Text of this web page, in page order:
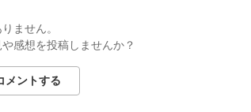
ません。
感想を投稿しませんか？
メントする